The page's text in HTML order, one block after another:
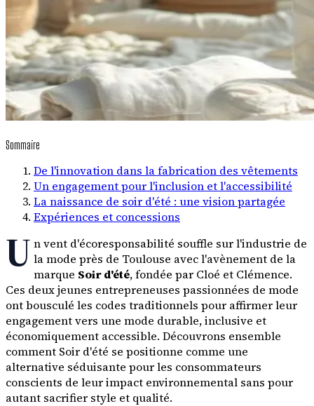
Sommaire
De l'innovation dans la fabrication des vêtements
Un engagement pour l'inclusion et l'accessibilité
La naissance de soir d'été : une vision partagée
Expériences et concessions
U n vent d'écoresponsabilité souffle sur l'industrie de
la mode près de Toulouse avec l'avènement de la
marque Soir d'été, fondée par Cloé et Clémence.
Ces deux jeunes entrepreneuses passionnées de mode
ont bousculé les codes traditionnels pour affirmer leur
engagement vers une mode durable, inclusive et
économiquement accessible. Découvrons ensemble
comment Soir d'été se positionne comme une
alternative séduisante pour les consommateurs
conscients de leur impact environnemental sans pour
autant sacrifier style et qualité.